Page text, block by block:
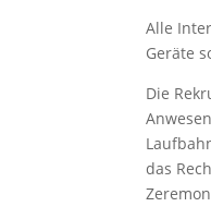
Alle
Geräte
Die
das